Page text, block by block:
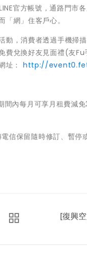
官方帳號，通路門
網」住客戶心。
，消費者透過手機掃
費兌換好友見面禮(友
址： http://
內每月可享月租費減
保留隨時修訂、暫停
[復興